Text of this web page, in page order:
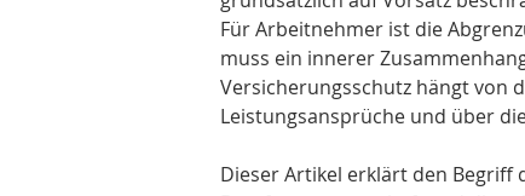
Für Arbeitnehmer ist die
muss ein innerer
Versicherungsschutz hängt von
Leistungsansprüche und über
Dieser Artikel erklärt den Begriff